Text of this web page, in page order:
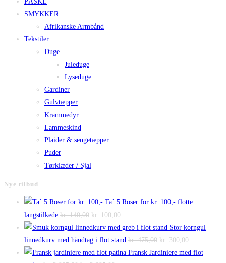
SMYKKER
Afrikanske Armbånd
Tekstiler
Duge
Juleduge
Lyseduge
Gardiner
Gulvtæpper
Krammedyr
Lammeskind
Plaider & sengetæpper
Puder
Tørklæder / Sjal
Nye tilbud
Ta´ 5 Roser for kr. 100,- flotte
langstilkede kr.140,00 Den
oprindelige
pris
var:
kr. 100,00
aktuelle
pris
er:
Stor korngul
linnedkurv med håndtag i flot stand kr.475,00 Den
oprindelige
kr. 300,00
aktuelle
Fransk Jardiniere med flot